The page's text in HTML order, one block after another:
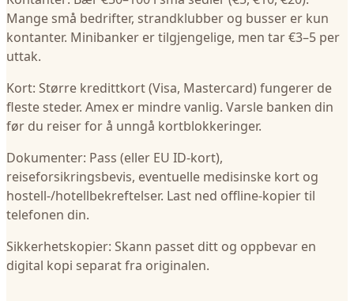
Mange små bedrifter, strandklubber og busser er kun
kontanter. Minibanker er tilgjengelige, men tar €3–5 per
uttak.
Kort: Større kredittkort (Visa, Mastercard) fungerer de
fleste steder. Amex er mindre vanlig. Varsle banken din
før du reiser for å unngå kortblokkeringer.
Dokumenter: Pass (eller EU ID-kort),
reiseforsikringsbevis, eventuelle medisinske kort og
hostell-/hotellbekreftelser. Last ned offline-kopier til
telefonen din.
Sikkerhetskopier: Skann passet ditt og oppbevar en
digital kopi separat fra originalen.